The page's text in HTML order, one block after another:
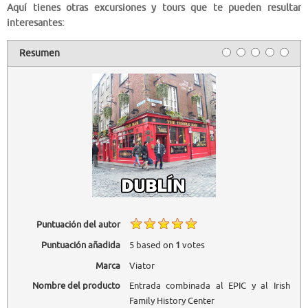
Aquí tienes otras excursiones y tours que te pueden resultar
interesantes:
Resumen
Puntuación del autor
Puntuación añadida
5based on 1 votes
Marca
Viator
Nombre del producto
Entrada combinada al EPIC y al Irish
Family History Center